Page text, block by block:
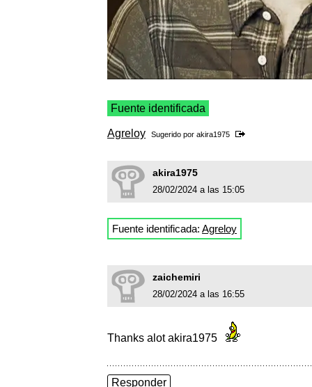
Fuente identificada
Agreloy Sugerido por akira1975
akira1975
28/02/2024 a las 15:05
Fuente identificada: Agreloy
zaichemiri
28/02/2024 a las 16:55
Thanks alot akira1975
Responder